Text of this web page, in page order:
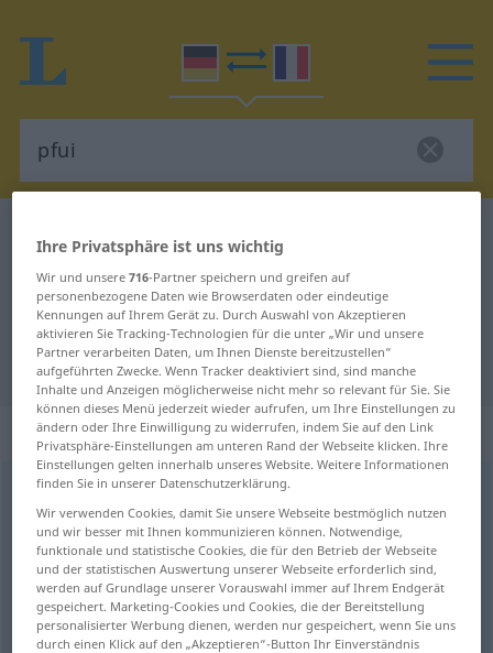
Deutsch-Französisch Übersetzung
für "pfui"
"pfui" Französisch Übersetzung
„pfui“: Interjektion, Ausruf
pfui [pfʊi]int
Übersicht aller Übersetzungen
(Für mehr Details die Übersetzung anklicken/antippen)
pouah!... tu devrais avoir honte!...
Ihre Privatsphäre ist uns wichtig
Wir und unsere716-Partner speichern und greifen auf
personenbezogene Daten wie Browserdaten oder eindeutige
Kennungen auf Ihrem Gerät zu. Durch Auswahl von Akzeptieren
aktivieren Sie Tracking-Technologien für die unter „Wir und unsere
Partner verarbeiten Daten, um Ihnen Dienste bereitzustellen“
aufgeführten Zwecke. Wenn Tracker deaktiviert sind, sind manche
Inhalte und Anzeigen möglicherweise nicht mehr so relevant für Sie. Sie
können dieses Menü jederzeit wieder aufrufen, um Ihre Einstellungen zu
ändern oder Ihre Einwilligung zu widerrufen, indem Sie auf den Link
Privatsphäre-Einstellungen am unteren Rand der Webseite klicken. Ihre
Einstellungen gelten innerhalb unseres Website. Weitere Informationen
finden Sie in unserer Datenschutzerklärung.
Wir verwenden Cookies, damit Sie unsere Webseite bestmöglich nutzen
und wir besser mit Ihnen kommunizieren können. Notwendige,
funktionale und statistische Cookies, die für den Betrieb der Webseite
und der statistischen Auswertung unserer Webseite erforderlich sind,
werden auf Grundlage unserer Vorauswahl immer auf Ihrem Endgerät
gespeichert. Marketing-Cookies und Cookies, die der Bereitstellung
personalisierter Werbung dienen, werden nur gespeichert, wenn Sie uns
durch einen Klick auf den „Akzeptieren“-Button Ihr Einverständnis